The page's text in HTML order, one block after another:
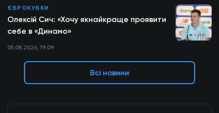
ЄВРОКУБКИ
Олексій Сич: «Хочу якнайкраще проявити
себе в «Динамо»
05.08.2026, 19:09
Всі новини